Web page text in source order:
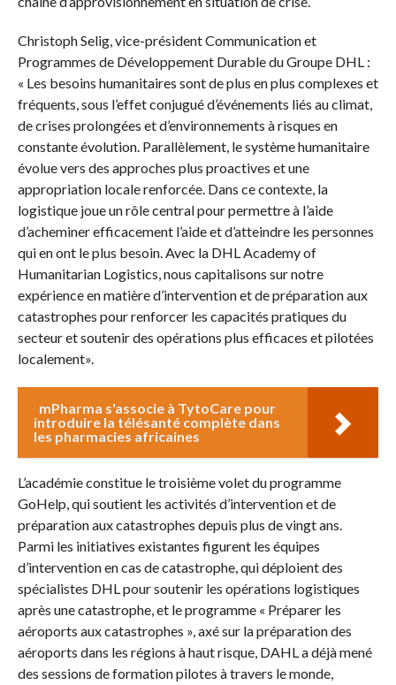
Christoph Selig, vice-président Communication et
Programmes de Développement Durable du Groupe DHL :
« Les besoins humanitaires sont de plus en plus complexes et
fréquents, sous l’effet conjugué d’événements liés au climat,
de crises prolongées et d’environnements à risques en
constante évolution. Parallèlement, le système humanitaire
évolue vers des approches plus proactives et une
appropriation locale renforcée. Dans ce contexte, la
logistique joue un rôle central pour permettre à l’aide
d’acheminer efficacement l’aide et d’atteindre les personnes
qui en ont le plus besoin. Avec la DHL Academy of
Humanitarian Logistics, nous capitalisons sur notre
expérience en matière d’intervention et de préparation aux
catastrophes pour renforcer les capacités pratiques du
secteur et soutenir des opérations plus efficaces et pilotées
localement».
mPharma s'associe à TytoCare pour
introduire la télésanté complète dans
les pharmacies africaines
L’académie constitue le troisième volet du programme
GoHelp, qui soutient les activités d’intervention et de
préparation aux catastrophes depuis plus de vingt ans.
Parmi les initiatives existantes figurent les équipes
d’intervention en cas de catastrophe, qui déploient des
spécialistes DHL pour soutenir les opérations logistiques
après une catastrophe, et le programme « Préparer les
aéroports aux catastrophes », axé sur la préparation des
aéroports dans les régions à haut risque, DAHL a déjà mené
des sessions de formation pilotes à travers le monde,